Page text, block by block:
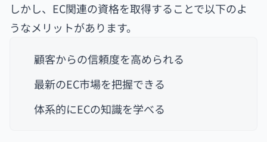
しかし、EC関連の資格を取得することで以下のよ
うなメリットがあります。
顧客からの信頼度を高められる
最新のEC市場を把握できる
体系的にECの知識を学べる